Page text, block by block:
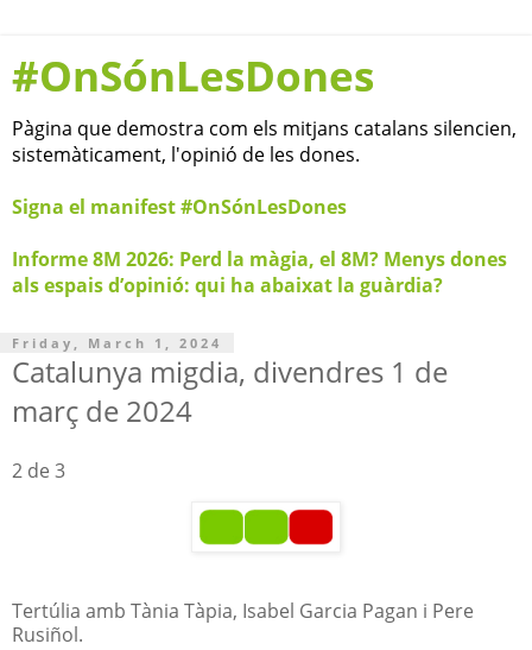
#OnSónLesDones
Pàgina que demostra com els mitjans catalans silencien,
sistemàticament, l'opinió de les dones.
Signa el manifest #OnSónLesDones
Informe 8M 2026: Perd la màgia, el 8M? Menys dones
als espais d’opinió: qui ha abaixat la guàrdia?
Friday, March 1, 2024
Catalunya migdia, divendres 1 de
març de 2024
2 de 3
Tertúlia amb Tània Tàpia, Isabel Garcia Pagan i Pere
Rusiñol.